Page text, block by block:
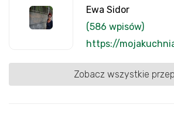
Ewa Sidor
(586 wpisów)
https://
Zobacz wszystkie